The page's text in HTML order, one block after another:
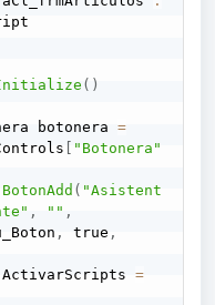
( )
botonera
=
"Botonera"
BotonAdd ( "Asistent
, "" ,
, true ,
ActivarScripts =